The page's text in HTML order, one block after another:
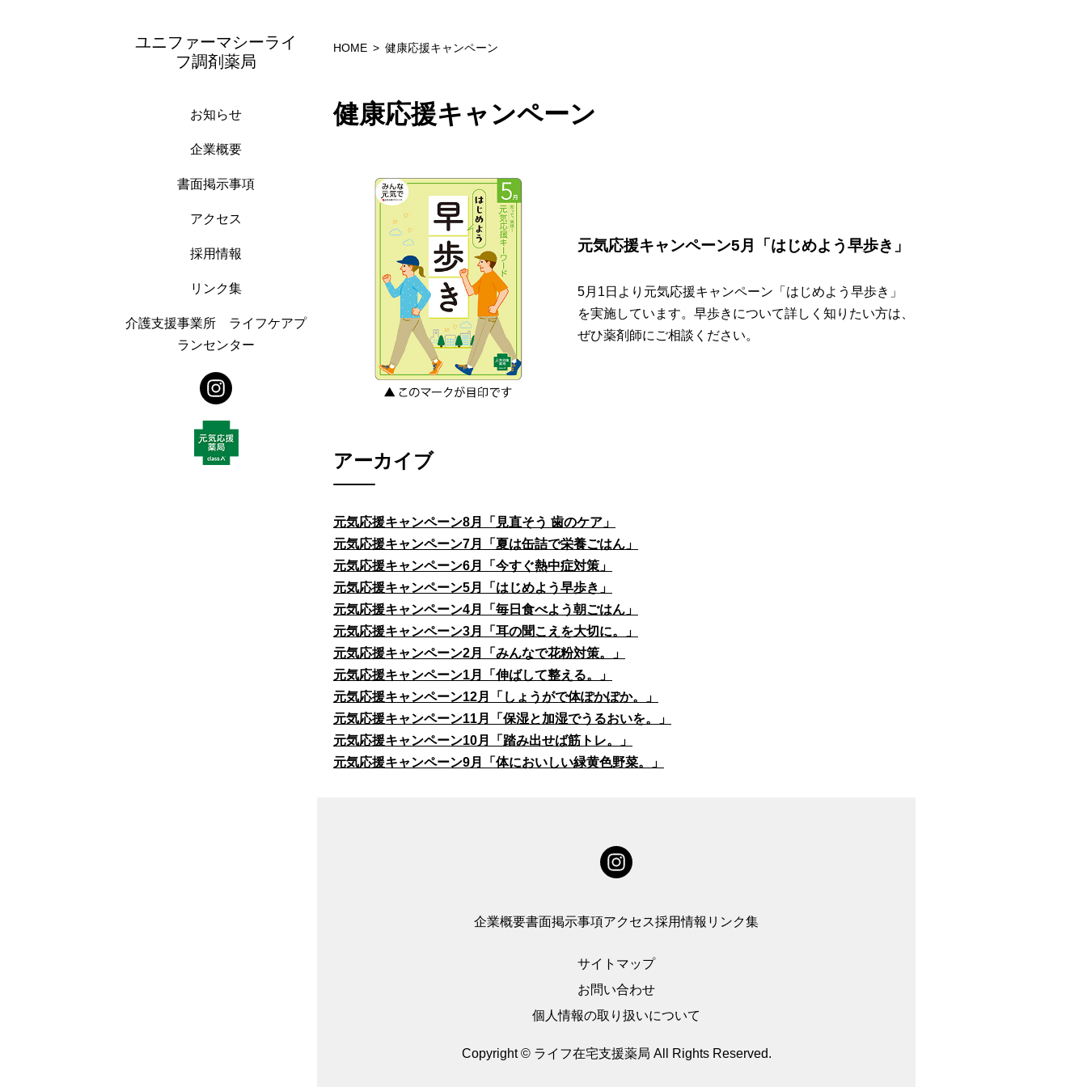
ユニファーマシーライ
フ調剤薬局
お知らせ
企業概要
書面掲示事項
アクセス
採用情報
リンク集
介護支援事業所 ライフケアプ
ランセンター
HOME 健康応援キャンペーン
健康応援キャンペーン
元気応援キャンペーン5月「はじめよう早歩き」
5月1日より元気応援キャンペーン「はじめよう早歩き」
を実施しています。早歩きについて詳しく知りたい方は、
ぜひ薬剤師にご相談ください。
アーカイブ
元気応援キャンペーン8月「見直そう 歯のケア」
元気応援キャンペーン7月「夏は缶詰で栄養ごはん」
元気応援キャンペーン6月「今すぐ熱中症対策」
元気応援キャンペーン5月「はじめよう早歩き」
元気応援キャンペーン4月「毎日食べよう朝ごはん」
元気応援キャンペーン3月「耳の聞こえを大切に。」
元気応援キャンペーン2月「みんなで花粉対策。」
元気応援キャンペーン1月「伸ばして整える。」
元気応援キャンペーン12月「しょうがで体ぽかぽか。」
元気応援キャンペーン11月「保湿と加湿でうるおいを。」
元気応援キャンペーン10月「踏み出せば筋トレ。」
元気応援キャンペーン9月「体においしい緑黄色野菜。」
企業概要書面掲示事項アクセス採用情報 リンク集
サイトマップ
お問い合わせ
個人情報の取り扱いについて
Copyright © ライフ在宅支援薬局 All Rights Reserved.